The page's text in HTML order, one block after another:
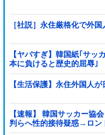
［社説］永住厳格化で外
【ヤバすぎ】韓国紙｢サッ
本に負けると歴史的屈辱｣
【生活保護】永住外国人
【速報】 韓国サッカー協
判らへ性的接待疑惑→ロン
可能性「審判の国籍は日